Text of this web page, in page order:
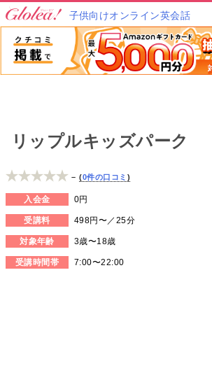
子供向けオンライン英会話
リップルキッズパーク
– 0件の口コミ
入会金 0円
受講料 498円〜／25分
対象年齢 3歳〜18歳
受講時間帯 7:00〜22:00